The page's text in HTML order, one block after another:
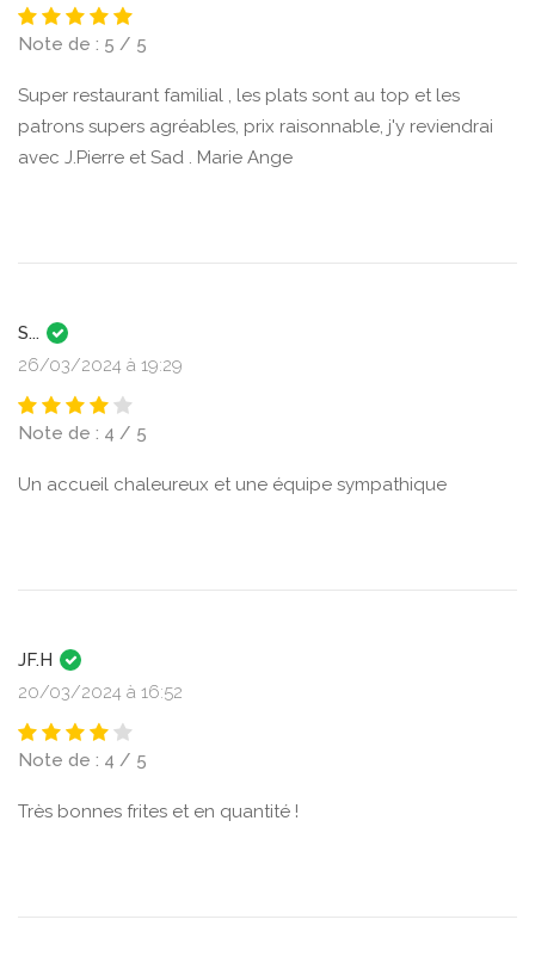
Note de : 5 / 5
Super restaurant familial , les plats sont au top et les
patrons supers agréables, prix raisonnable, j'y reviendrai
avec J.Pierre et Sad . Marie Ange
S...
26/03/2024 à 19:29
Note de : 4 / 5
Un accueil chaleureux et une équipe sympathique
JF.H
20/03/2024 à 16:52
Note de : 4 / 5
Très bonnes frites et en quantité !